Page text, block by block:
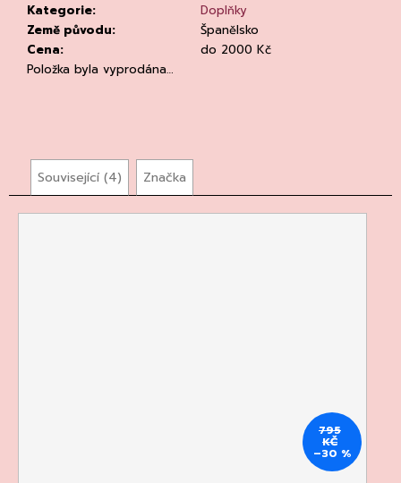
Kategorie:
Doplňky
Země původu:
Španělsko
Cena:
do 2000 Kč
Položka byla vyprodána…
Související (4) Značka
795
KČ
–30 %
PINOT
NOIR/NEBBIOLO
502
Kč